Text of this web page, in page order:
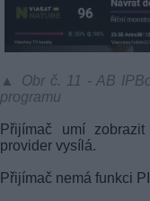
▲ Obr č. 11 - AB
programu
Přijímač umí
provider vysílá.
Přijímač nemá funkci